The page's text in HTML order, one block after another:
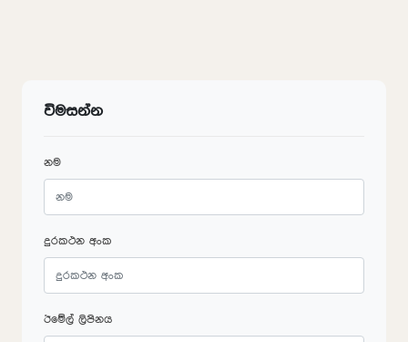
විමසන්න
නම
දුරකථන අංක
ඊමේල් ලිපිනය